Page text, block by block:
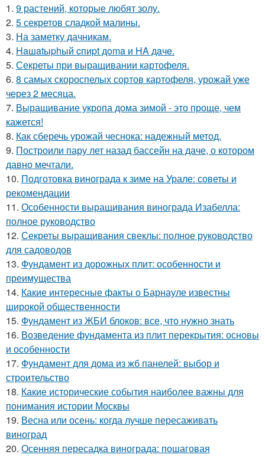
1. 9 растений, которые любят золу.
2. 5 секретов сладкой малины.
3. На заметку дачникам.
4. Haшatыphый cпиpt дoma и HA дaчe.
5. Секреты при выращивании картофеля.
6. 8 самых скороспелых сортов картофеля, урожай уже
через 2 месяца.
7. Выращивание укропа дома зимой - это проще, чем
кажется!
8. Как сберечь урожай чеснока: надежный метод.
9. Построили пару лет назад бассейн на даче, о котором
давно мечтали.
10. Подготовка винограда к зиме на Урале: советы и
рекомендации
11. Особенности выращивания винограда Изабелла:
полное руководство
12. Секреты выращивания свеклы: полное руководство
для садоводов
13. Фундамент из дорожных плит: особенности и
преимущества
14. Какие интересные факты о Барнауле известны
широкой общественности
15. Фундамент из ЖБИ блоков: все, что нужно знать
16. Возведение фундамента из плит перекрытия: основы
и особенности
17. Фундамент для дома из жб панелей: выбор и
строительство
18. Какие исторические события наиболее важны для
понимания истории Москвы
19. Весна или осень: когда лучше пересаживать
виноград
20. Осенняя пересадка винограда: пошаговая